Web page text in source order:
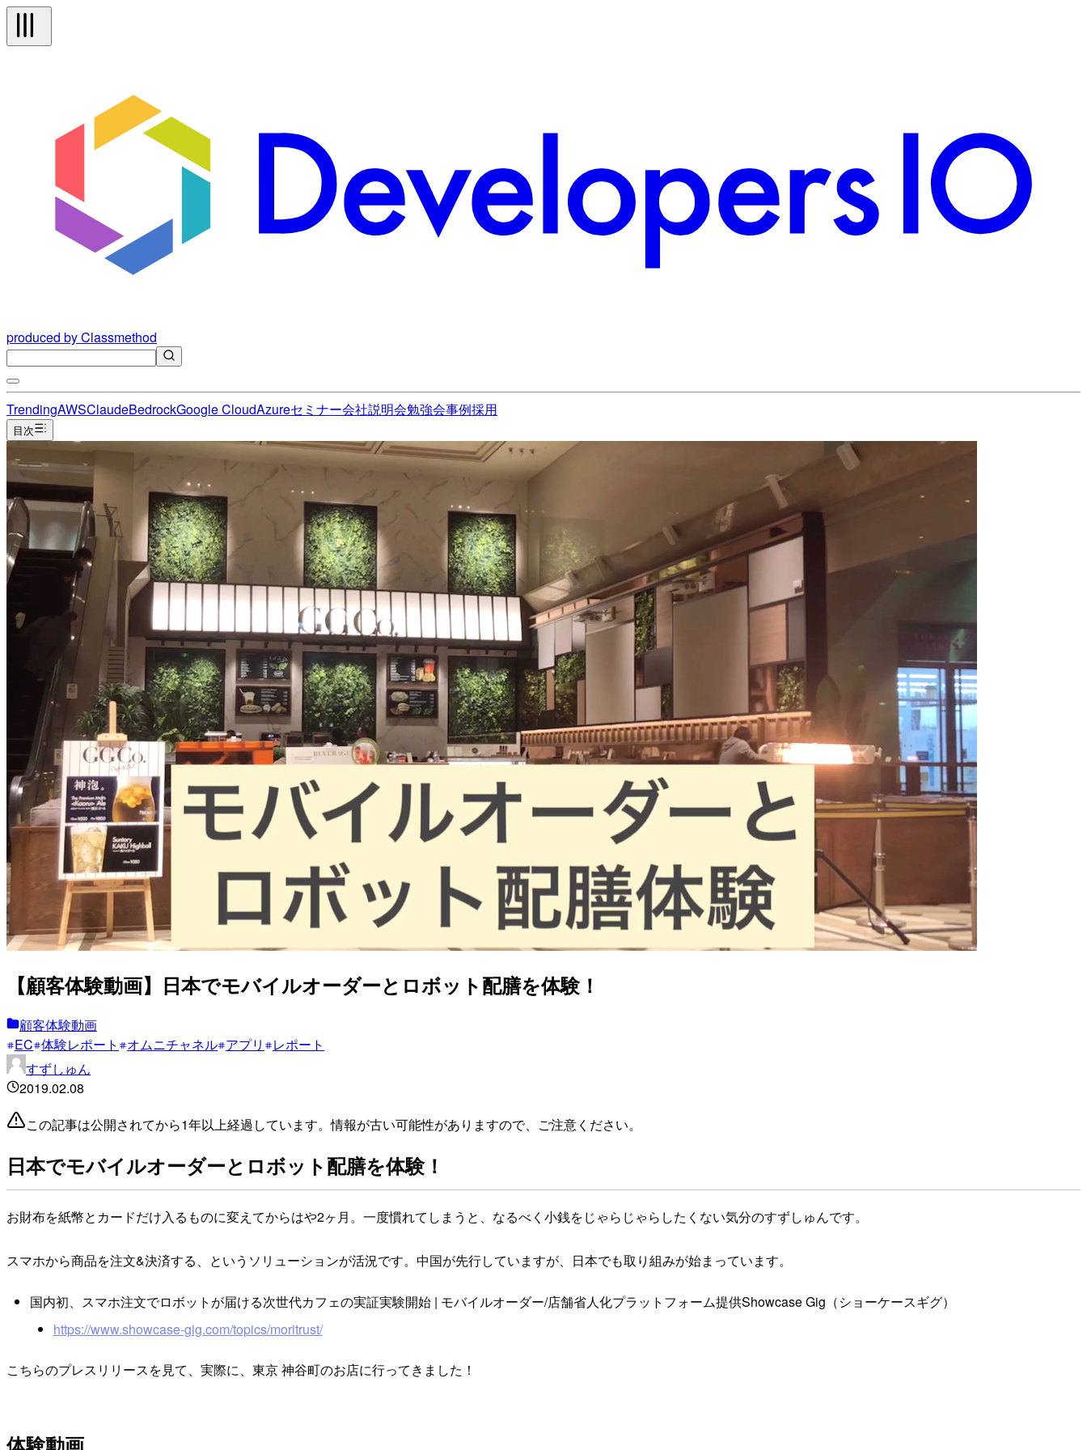
produced by Classmethod
TrendingAWSClaudeBedrockGoogle CloudAzureセミナー会社説明会勉強会事例採用
目次
【顧客体験動画】日本でモバイルオーダーとロボット配膳を体験！
顧客体験動画
EC 体験レポート オムニチャネル アプリ
レポート
すずしゅん
2019.02.08
この記事は公開されてから1年以上経過しています。情報が古い可能性がありますので、ご注意ください。
日本でモバイルオーダーとロボット配膳を体験！
お財布を紙幣とカードだけ入るものに変えてからはや2ヶ月。一度慣れてしまうと、なるべく小銭をじゃらじゃらしたくない気分のすずしゅんです。
スマホから商品を注文&決済する、というソリューションが活況です。中国が先行していますが、日本でも取り組みが始まっています。
国内初、スマホ注文でロボットが届ける次世代カフェの実証実験開始 | モバイルオーダー/店舗省人化プラットフォーム提供Showcase Gig（ショーケースギグ）
https://www.showcase-gig.com/topics/moritrust/
こちらのプレスリリースを見て、実際に、東京 神谷町のお店に行ってきました！